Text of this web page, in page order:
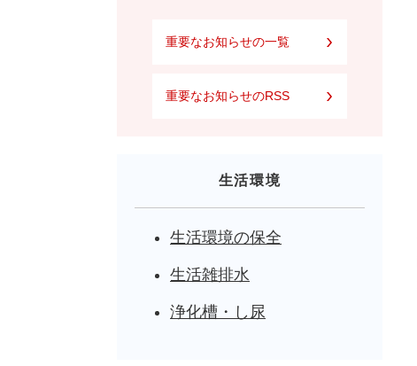
重要なお知らせの一覧
重要なお知らせのRSS
生活環境
生活環境の保全
生活雑排水
浄化槽・し尿